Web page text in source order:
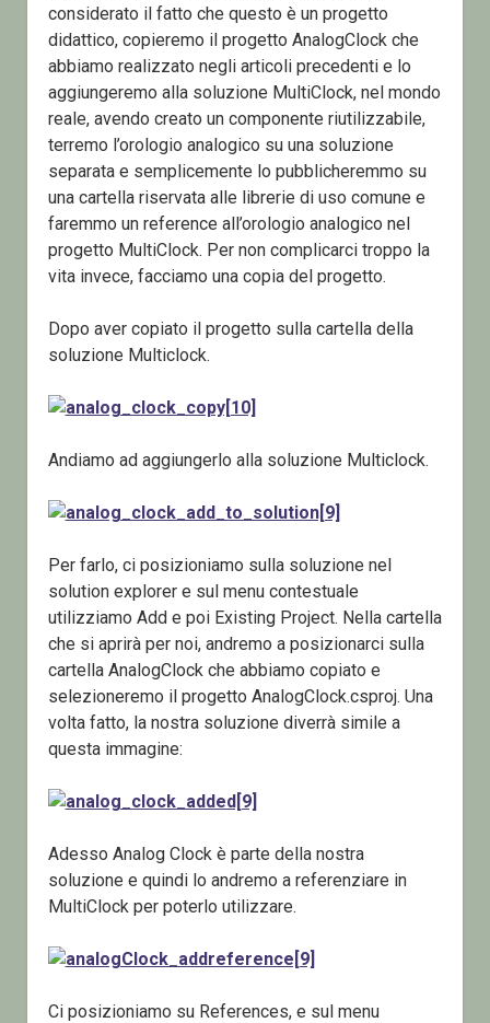
considerato il fatto che questo è un progetto
didattico, copieremo il progetto AnalogClock che
abbiamo realizzato negli articoli precedenti e lo
aggiungeremo alla soluzione MultiClock, nel mondo
reale, avendo creato un componente riutilizzabile,
terremo l’orologio analogico su una soluzione
separata e semplicemente lo pubblicheremmo su
una cartella riservata alle librerie di uso comune e
faremmo un reference all’orologio analogico nel
progetto MultiClock. Per non complicarci troppo la
vita invece, facciamo una copia del progetto.
Dopo aver copiato il progetto sulla cartella della
soluzione Multiclock.
Andiamo ad aggiungerlo alla soluzione Multiclock.
Per farlo, ci posizioniamo sulla soluzione nel
solution explorer e sul menu contestuale
utilizziamo Add e poi Existing Project. Nella cartella
che si aprirà per noi, andremo a posizionarci sulla
cartella AnalogClock che abbiamo copiato e
selezioneremo il progetto AnalogClock.csproj. Una
volta fatto, la nostra soluzione diverrà simile a
questa immagine:
Adesso Analog Clock è parte della nostra
soluzione e quindi lo andremo a referenziare in
MultiClock per poterlo utilizzare.
Ci posizioniamo su References, e sul menu